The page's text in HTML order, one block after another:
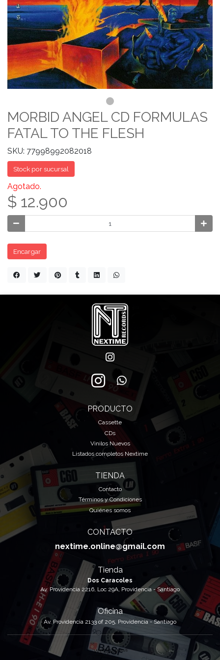
MORBID ANGEL CD FORMULAS
FATAL TO THE FLESH
SKU: 77998992082018
Stock por sucursal
Agotado.
$ 12.900
Encargar
PRODUCTO
Cassette
CDs
Vinilos Nuevos
Listados completos Nextime
TIENDA
Contacto
Términos y Condiciones
Quiénes somos
CONTACTO
nextime.online@gmail.com
Tienda
Dos Caracoles
Av. Providencia 2216, Loc 29A, Providencia - Santiago
Oficina
Av. Providencia 2133 of 205, Providencia - Santiago